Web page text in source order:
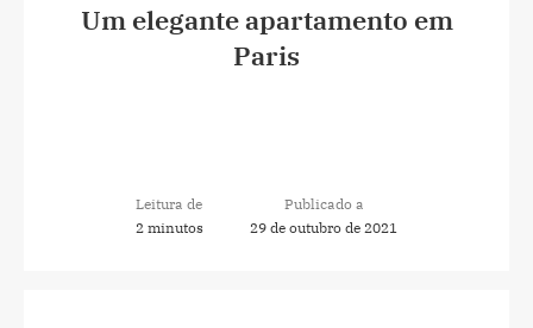
Um elegante apartamento em
Paris
Leitura de
2 minutos
Publicado a
29 de outubro de 2021